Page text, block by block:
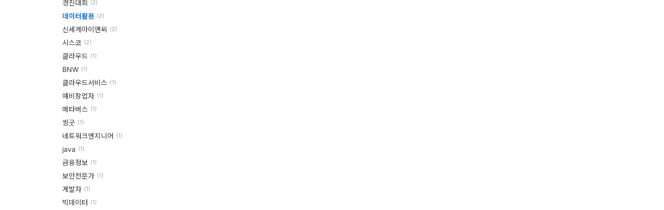
경진대회 (2)
데이터활용 (2)
신세계아이앤씨 (2)
시스코 (2)
클라우드 (1)
BNW (1)
클라우드서비스 (1)
예비창업자 (1)
메타버스 (1)
씽굿 (1)
네트워크엔지니어 (1)
java (1)
금융정보 (1)
보안전문가 (1)
게발자 (1)
빅데이터 (1)